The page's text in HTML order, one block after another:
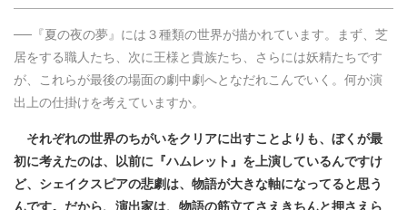
──『夏の夜の夢』には３種類の世界が描かれています。まず、芝
居をする職人たち、次に王様と貴族たち、さらには妖精たちです
が、これらが最後の場面の劇中劇へとなだれこんでいく。何か演
出上の仕掛けを考えていますか。
それぞれの世界のちがいをクリアに出すことよりも、ぼくが最
初に考えたのは、以前に『ハムレット』を上演しているんですけ
ど、シェイクスピアの悲劇は、物語が大きな軸になってると思う
んです。だから、演出家は、物語の筋立てさえきちんと押さえら